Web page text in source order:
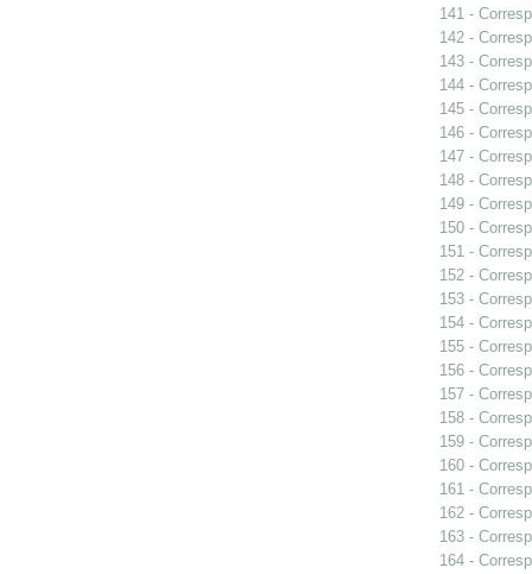
141 -
142 -
143 -
144 -
145 -
146 -
147 -
148 -
149 -
150 -
151 -
152 -
153 -
154 -
155 -
156 -
157 -
158 -
159 -
160 -
161 -
162 -
163 -
164 -